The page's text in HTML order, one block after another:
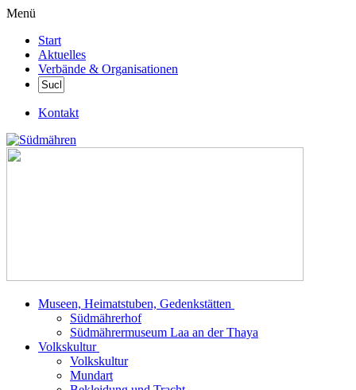
Menü
Start
Aktuelles
Verbände & Organisationen
Kontakt
Museen, Heimatstuben, Gedenkstätten
Südmährerhof
Südmährermuseum Laa an der Thaya
Volkskultur
Volkskultur
Mundart